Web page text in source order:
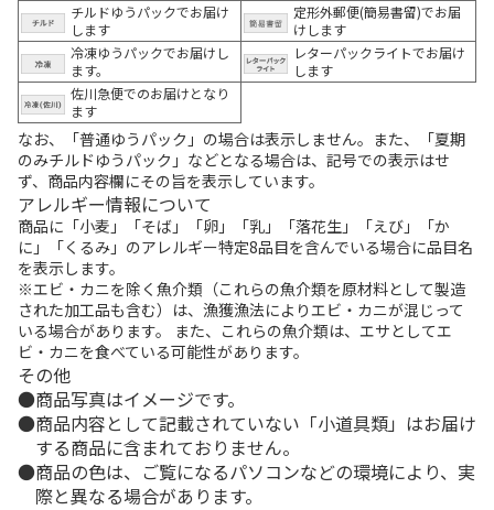
チルドゆうパックでお届け
します
定形外郵便(簡易書留)でお届
けします
冷凍ゆうパックでお届けし
ます。
レターパックライトでお届け
します
佐川急便でのお届けとなり
ます
なお、「普通ゆうパック」の場合は表示しません。また、「夏期
のみチルドゆうパック」などとなる場合は、記号での表示はせ
ず、商品内容欄にその旨を表示しています。
アレルギー情報について
商品に「小麦」「そば」「卵」「乳」「落花生」「えび」「か
に」「くるみ」のアレルギー特定8品目を含んでいる場合に品目名
を表示します。
※エビ・カニを除く魚介類（これらの魚介類を原材料として製造
された加工品も含む）は、漁獲漁法によりエビ・カニが混じって
いる場合があります。 また、これらの魚介類は、エサとしてエ
ビ・カニを食べている可能性があります。
その他
商品写真はイメージです。
商品内容として記載されていない「小道具類」はお届け
する商品に含まれておりません。
商品の色は、ご覧になるパソコンなどの環境により、実
際と異なる場合があります。